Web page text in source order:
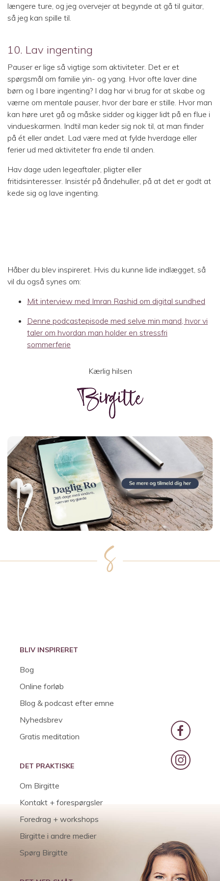
længere ture, og jeg overvejer at begynde at gå til guitar,
så jeg kan spille til.
10. Lav ingenting
Pauser er lige så vigtige som aktiviteter. Det er et
spørgsmål om familie yin- og yang. Hvor ofte laver dine
børn og I bare ingenting? I dag har vi brug for at skabe og
værne om mentale pauser, hvor der bare er stille. Hvor man
kan høre uret gå og måske sidder og kigger lidt på en flue i
vindueskarmen. Indtil man keder sig nok til, at man finder
på ét eller andet. Lad være med at fylde hverdage eller
ferier ud med aktiviteter fra ende til anden.
Hav dage uden legeaftaler, pligter eller
fritidsinteresser. Insistér på åndehuller, på at det er godt at
kede sig og lave ingenting.
Håber du blev inspireret. Hvis du kunne lide indlægget, så
vil du også synes om:
Mit interview med Imran Rashid om digital sundhed
Denne podcastepisode med selve min mand, hvor vi
taler om hvordan man holder en stressfri
sommerferie
Kærlig hilsen
BLIV INSPIRERET
Bog
Online forløb
Blog & podcast efter emne
Nyhedsbrev
Gratis meditation
DET PRAKTISKE
Om Birgitte
Kontakt + forespørgsler
Foredrag + workshops
Birgitte i andre medier
Spørg Birgitte